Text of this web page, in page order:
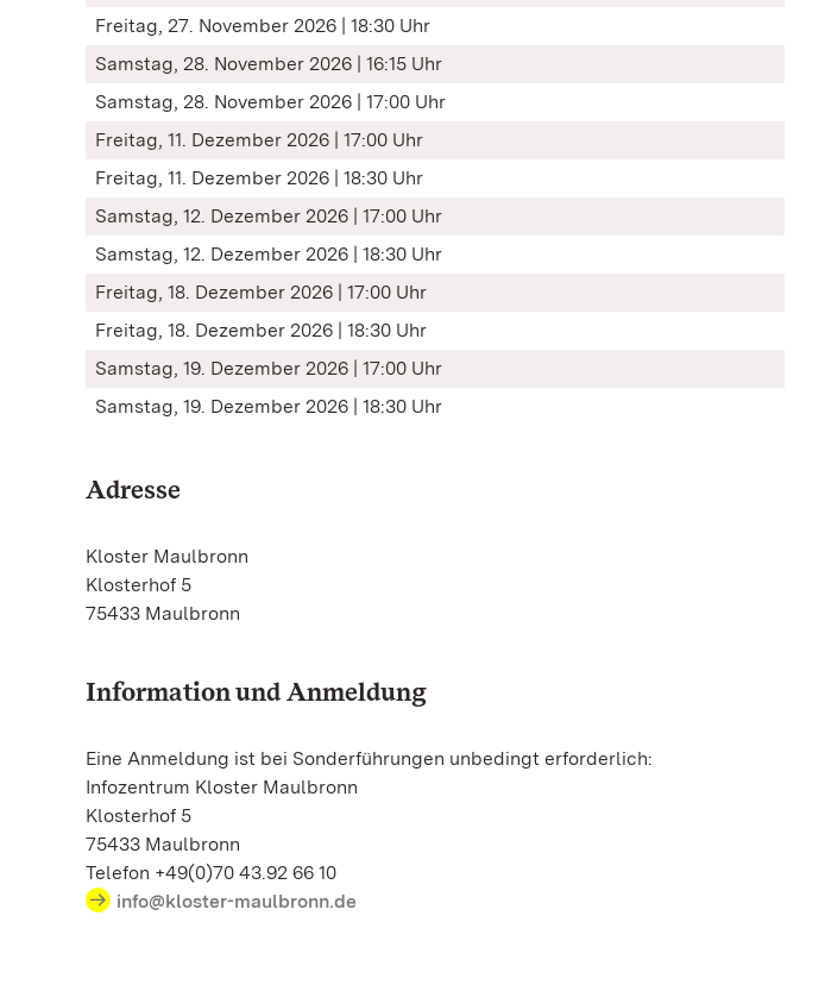
Freitag, 27. November 2026 | 18:30 Uhr
Samstag, 28. November 2026 | 16:15 Uhr
Samstag, 28. November 2026 | 17:00 Uhr
Freitag, 11. Dezember 2026 | 17:00 Uhr
Freitag, 11. Dezember 2026 | 18:30 Uhr
Samstag, 12. Dezember 2026 | 17:00 Uhr
Samstag, 12. Dezember 2026 | 18:30 Uhr
Freitag, 18. Dezember 2026 | 17:00 Uhr
Freitag, 18. Dezember 2026 | 18:30 Uhr
Samstag, 19. Dezember 2026 | 17:00 Uhr
Samstag, 19. Dezember 2026 | 18:30 Uhr
Adresse
Kloster Maulbronn
Klosterhof 5
75433 Maulbronn
Information und Anmeldung
Eine Anmeldung ist bei Sonderführungen unbedingt erforderlich:
Infozentrum Kloster Maulbronn
Klosterhof 5
75433 Maulbronn
Telefon +49(0)70 43.92 66 10
info@kloster-maulbronn.de